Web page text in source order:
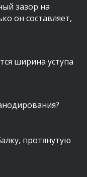
зазор на
он составляет,
ширина уступа
протянутую